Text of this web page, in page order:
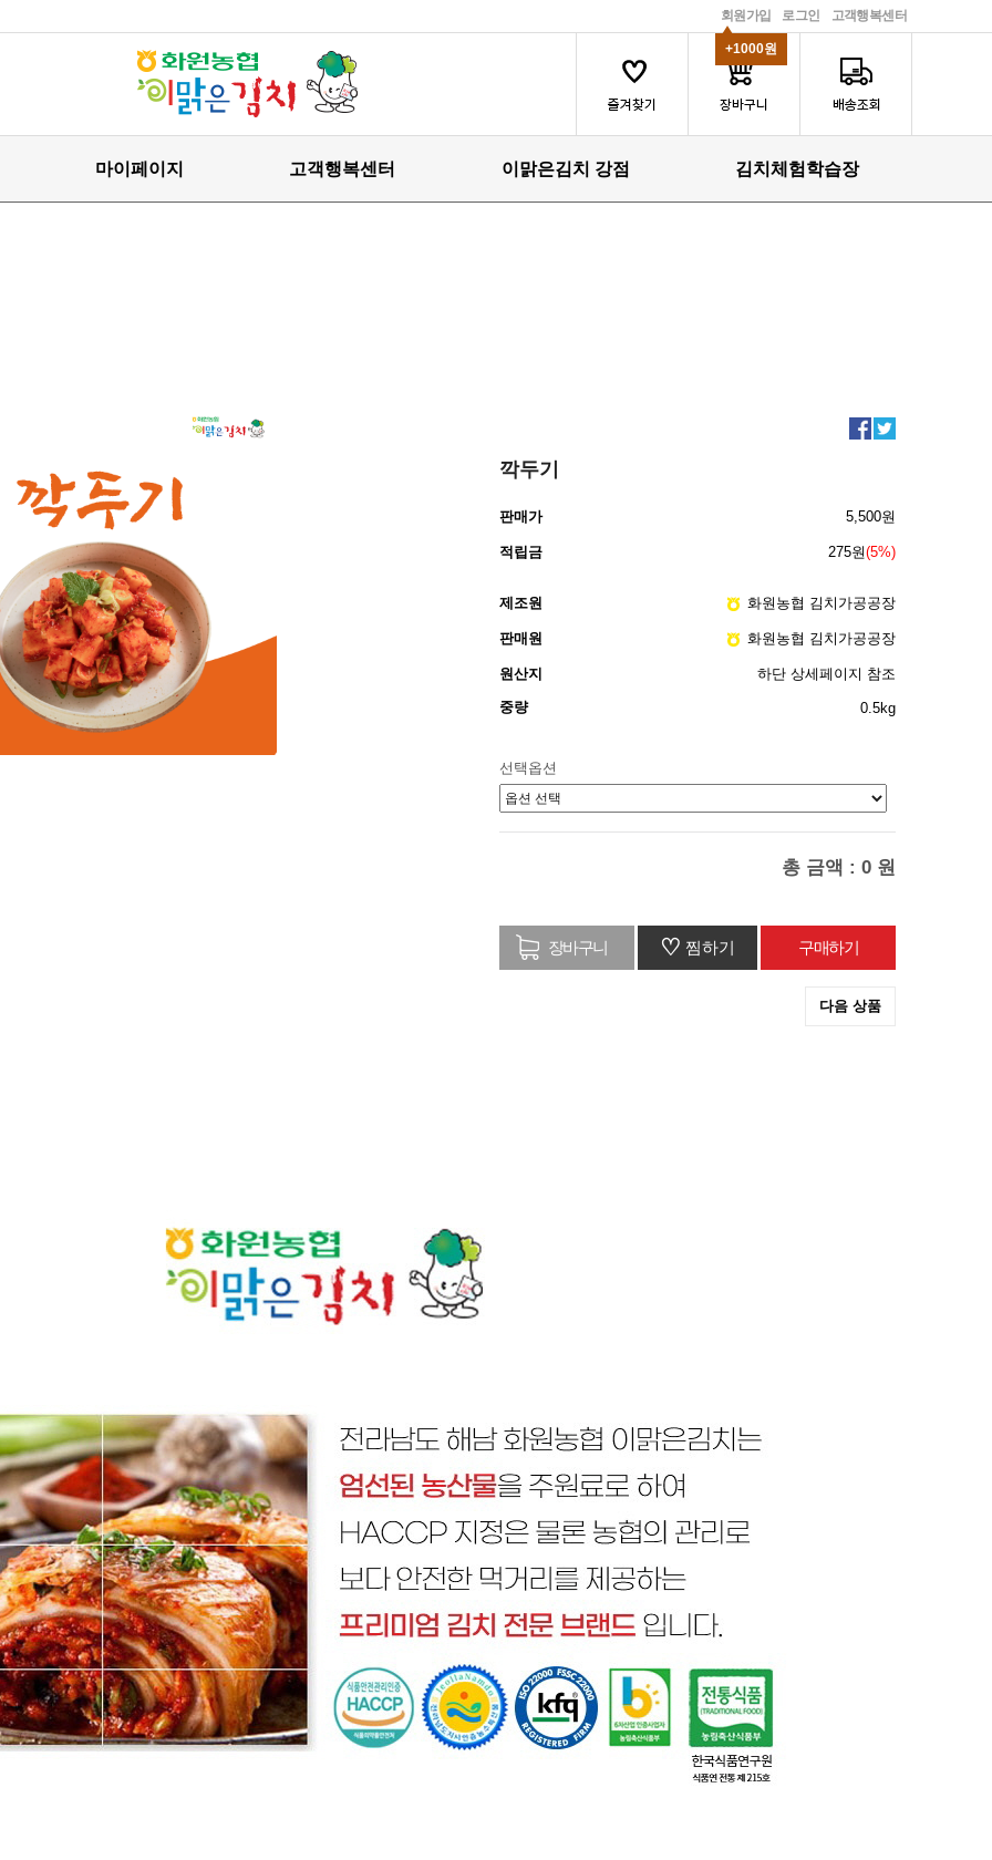
고객행복센터
로그인
회원가입
+1000원
마이페이지 고객행복센터 이맑은김치 강점 김치체험학습장
깍두기
판매가 5,500원
적립금 275원(5%)
제조원 화원농협 김치가공공장
판매원 화원농협 김치가공공장
원산지
하단 상세페이지 참조
중량
0.5kg
선택옵션
총 금액 : 0 원
♡ 찜하기
다음 상품